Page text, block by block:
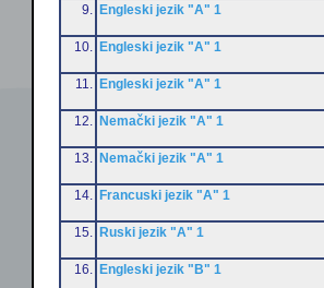
9. Engleski jezik "A" 1
10. Engleski jezik "A" 1
11. Engleski jezik "A" 1
12. Nemački jezik "A" 1
13. Nemački jezik "A" 1
14. Francuski jezik "A" 1
15. Ruski jezik "A" 1
16. Engleski jezik "B" 1